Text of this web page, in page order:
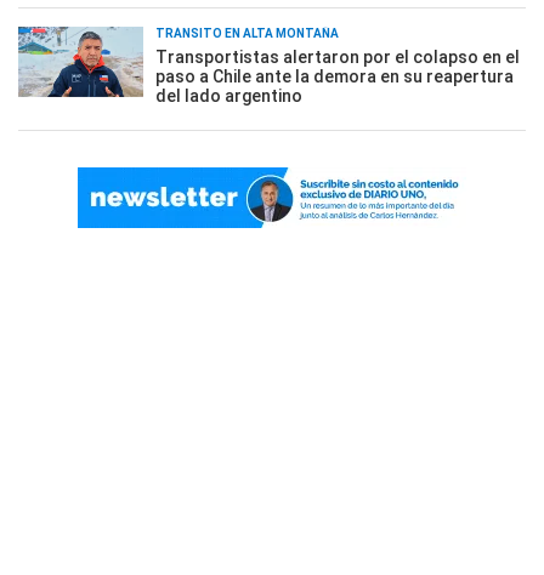
TRÁNSITO EN ALTA MONTAÑA
Transportistas alertaron por el colapso en el
paso a Chile ante la demora en su reapertura
del lado argentino